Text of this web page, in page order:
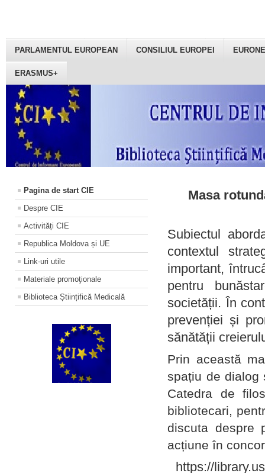
PARLAMENTUL EUROPEAN CONSILIUL EUROPEI
ERASMUS+
Pagina de start CIE
Despre CIE
Activități CIE
Republica Moldova și UE
Link-uri utile
Materiale promoţionale
Biblioteca Științifică Medicală
Masa
Subiectul
contextul
important,
pentru
societății. În
prevenției și
sănătății
Prin această
spațiu de dialog
Catedra de
bibliotecari,
discuta despre
acțiune în
https://